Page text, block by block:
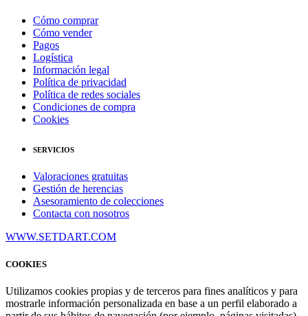
Cómo comprar
Cómo vender
Pagos
Logística
Información legal
Política de privacidad
Política de redes sociales
Condiciones de compra
Cookies
SERVICIOS
Valoraciones gratuitas
Gestión de herencias
Asesoramiento de colecciones
Contacta con nosotros
WWW.SETDART.COM
COOKIES
Utilizamos cookies propias y de terceros para fines analíticos y para
mostrarle información personalizada en base a un perfil elaborado a